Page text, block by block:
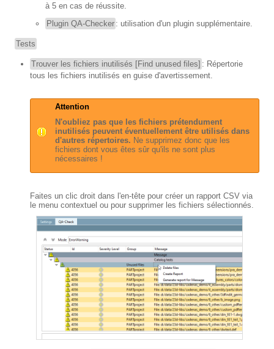
à 5 en cas de réussite.
Plugin QA-Checker : utilisation d'un plugin supplémentaire.
Tests
Trouver les fichiers inutilisés [Find unused files] : Répertorie
tous les fichiers inutilisés en guise d'avertissement.
Attention
N'oubliez pas que les fichiers prétendument
inutilisés peuvent éventuellement être utilisés dans
d'autres répertoires. Ne supprimez donc que les
fichiers dont vous êtes sûr qu'ils ne sont plus
nécessaires !
Faites un clic droit dans l'en-tête pour créer un rapport CSV via
le menu contextuel ou pour supprimer les fichiers sélectionnés.